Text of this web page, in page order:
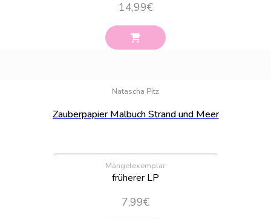
14,99€
Natascha Pitz
Zauberpapier Malbuch Strand und Meer
Mängelexemplar
früherer LP
7,99€